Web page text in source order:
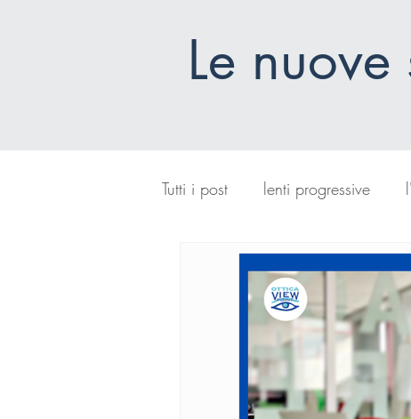
Le
Tutti i post lenti progressive
Progressione Miopica